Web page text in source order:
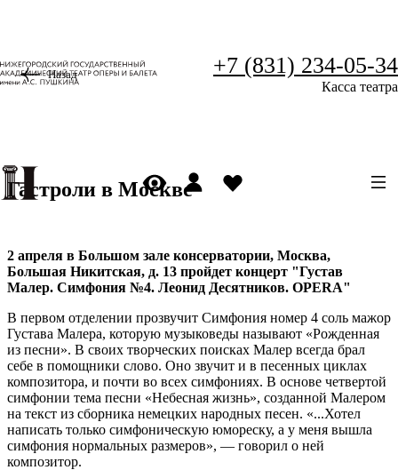
+7 (831) 234-05-34
Касса театра
Назад
Гастроли в Москве
2 апреля в Большом зале консерватории, Москва,
Большая Никитская, д. 13 пройдет концерт "Густав
Малер. Симфония №4. Леонид Десятников. OPERA"
В первом отделении прозвучит Симфония номер 4 соль мажор
Густава Малера, которую музыковеды называют «Рожденная
из песни». В своих творческих поисках Малер всегда брал
себе в помощники слово. Оно звучит и в песенных циклах
композитора, и почти во всех симфониях. В основе четвертой
симфонии тема песни «Небесная жизнь», созданной Малером
на текст из сборника немецких народных песен. «...Хотел
написать только симфоническую юмореску, а у меня вышла
симфония нормальных размеров», — говорил о ней
композитор.